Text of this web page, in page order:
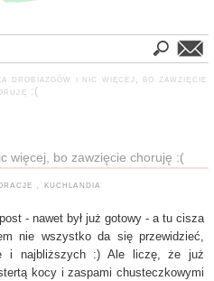
drobiazgów i nic więcej, bo zawzięcie
:(
więcej, bo zawzięcie choruję :(
kuchlandia
- nawet był już gotowy - a tu cisza
nie wszystko da się przewidzieć,
i najbliższych :) Ale liczę, że już
kocy i zaspami chusteczkowymi